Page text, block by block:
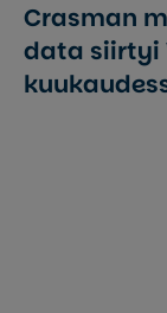
Crasman
data siirtyi